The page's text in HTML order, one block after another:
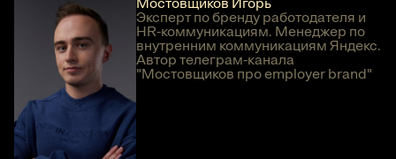
Эксперт по бренду работодателя и
HR-коммуникациям. Менеджер по
внутренним коммуникациям Яндекс.
Автор телеграм-канала
"Мостовщиков про employer brand"